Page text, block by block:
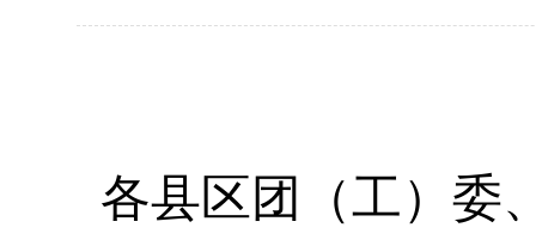
各县区团（工）委